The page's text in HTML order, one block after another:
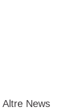
Altre News